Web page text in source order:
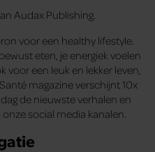
Audax Publishing.
voor een healthy lifestyle.
eten, je energiek voelen
voor een leuk en lekker leven,
magazine verschijnt 10x
de nieuwste verhalen en
social media kanalen.